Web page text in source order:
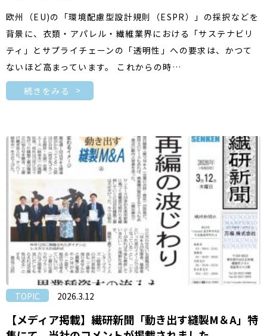
欧州（EU)の「環境配慮型設計規則（ESPR）」の採択などを
背景に、衣類・アパレル・繊維業界における「サステナビリ
ティ」とサプライチェーンの「透明性」への要求は、かつて
ないほど高まっています。 これからの時…
続きをみる
TOPIC 2026.3.12
【メディア掲載】繊研新聞「動き出す縫製M＆A」特